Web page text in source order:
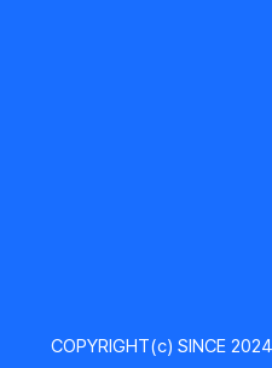
COPYRIGHT(c) SINCE